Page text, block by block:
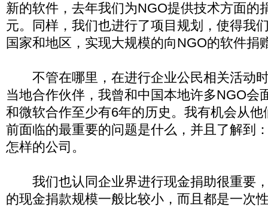
新的软件，去年我们为NGO提供技术方面的
元。同样，我们也进行了项目规划，使得我
国家和地区，实现大规模的向NGO的软件捐
不管在哪里，在进行企业公民相关活动
当地合作伙伴，我曾和中国本地许多NGO会
和微软合作至少有6年的历史。我有机会从
前面临的最重要的问题是什么，并且了解到
怎样的公司。
我们也认同企业界进行现金捐助很重要
的现金捐款规模一般比较小，而且都是一次